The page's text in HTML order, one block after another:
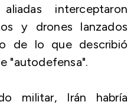
interceptaron
y drones lanzados
de lo que describió
"autodefensa".
militar, Irán habría